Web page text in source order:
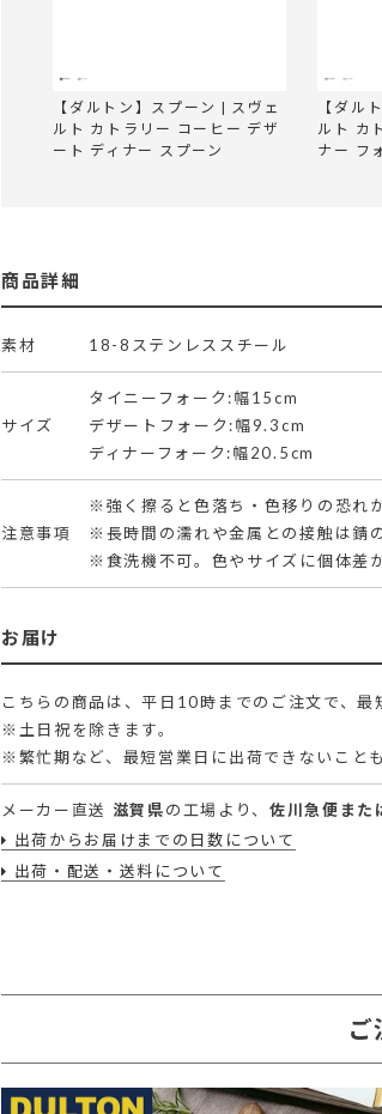
【ダルトン】スプーン | スヴェ
ルト カトラリー コーヒー デザ
ート ディナー スプーン
【ダル
ルト カ
ナー フ
商品詳細
素材 18-8ステンレススチール
サイズ
タイニーフォーク:幅15cm
デザートフォーク:幅9.3cm
ディナーフォーク:幅20.5cm
注意事項
※強く擦ると色落ち・色移りの恐れ
※長時間の濡れや金属との接触は錆
※食洗機不可。色やサイズに個体差
お届け
こちらの商品は、平日10時までのご注文で、最
※土日祝を除きます。
※繁忙期など、最短営業日に出荷できないこと
メーカー直送 滋賀県の工場より、 佐川急便また
出荷からお届けまでの日数について
出荷・配送・送料について
ご